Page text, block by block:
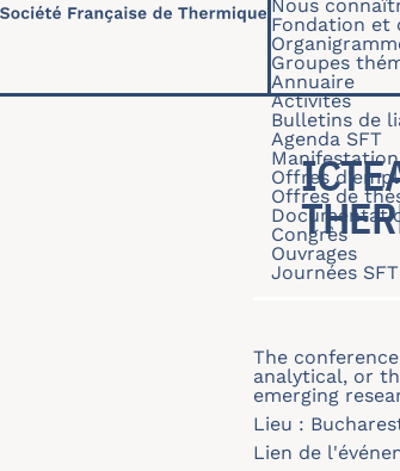
Nous
Fondation et
Groupes
Annuaire
Activités
Bulletins de
Agenda SFT
Offres
Offres de
Congrès
Ouvrages
Journées SFT
The
analytical, or
emerging
Lieu :
Lien de